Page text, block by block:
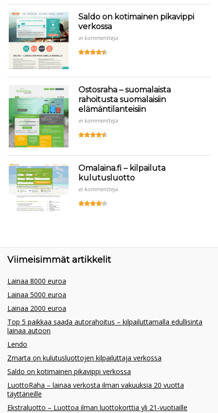
Saldo on kotimainen pikavippi
verkossa
ei kommentteja
Ostosraha – suomalaista
rahoitusta suomalaisiin
elämäntilanteisiin
ei kommentteja
Omalaina.fi – kilpailuta
kulutusluotto
ei kommentteja
Viimeisimmät artikkelit
Lainaa 8000 euroa
Lainaa 5000 euroa
Lainaa 2000 euroa
Top 5 paikkaa saada autorahoitus – kilpailuttamalla edullisinta
lainaa autoon
Lendo
Zmarta on kulutusluottojen kilpailuttaja verkossa
Saldo on kotimainen pikavippi verkossa
LuottoRaha – lainaa verkosta ilman vakuuksia 20 vuotta
täyttäneille
Ekstraluotto – Luottoa ilman luottokorttia yli 21-vuotiaille